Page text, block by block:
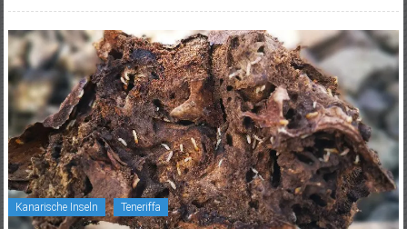
Kanarische Inseln Teneriffa